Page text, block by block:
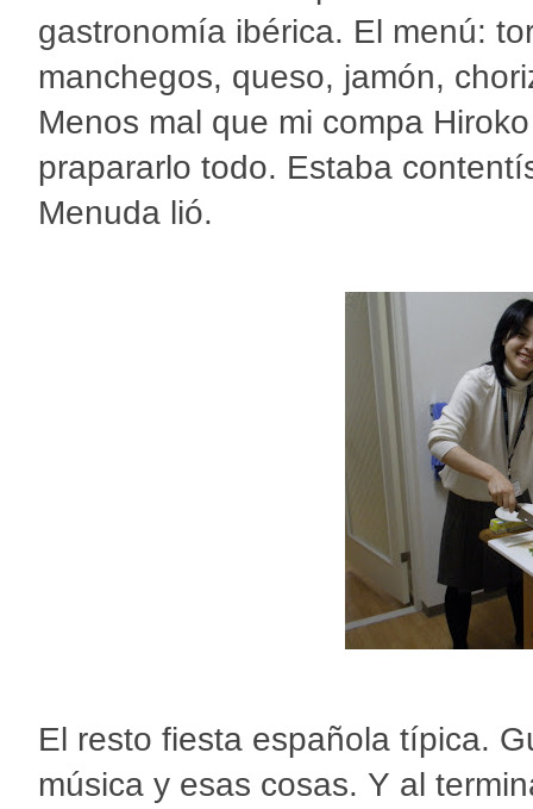
gastronomía ibérica. El menú:
manchegos, queso, jamón,
Menos mal que mi compa
prapararlo todo. Estaba
Menuda lió.
El resto fiesta española típica.
música y esas cosas. Y al